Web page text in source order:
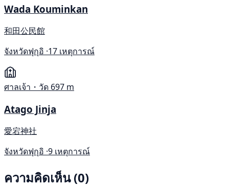
Wada Kouminkan
和田公民館
จังหวัดฟุกุอิ ·17 เหตุการณ์
ศาลเจ้า・วัด 697 m
Atago Jinja
愛宕神社
จังหวัดฟุกุอิ ·9 เหตุการณ์
ความคิดเห็น (0)